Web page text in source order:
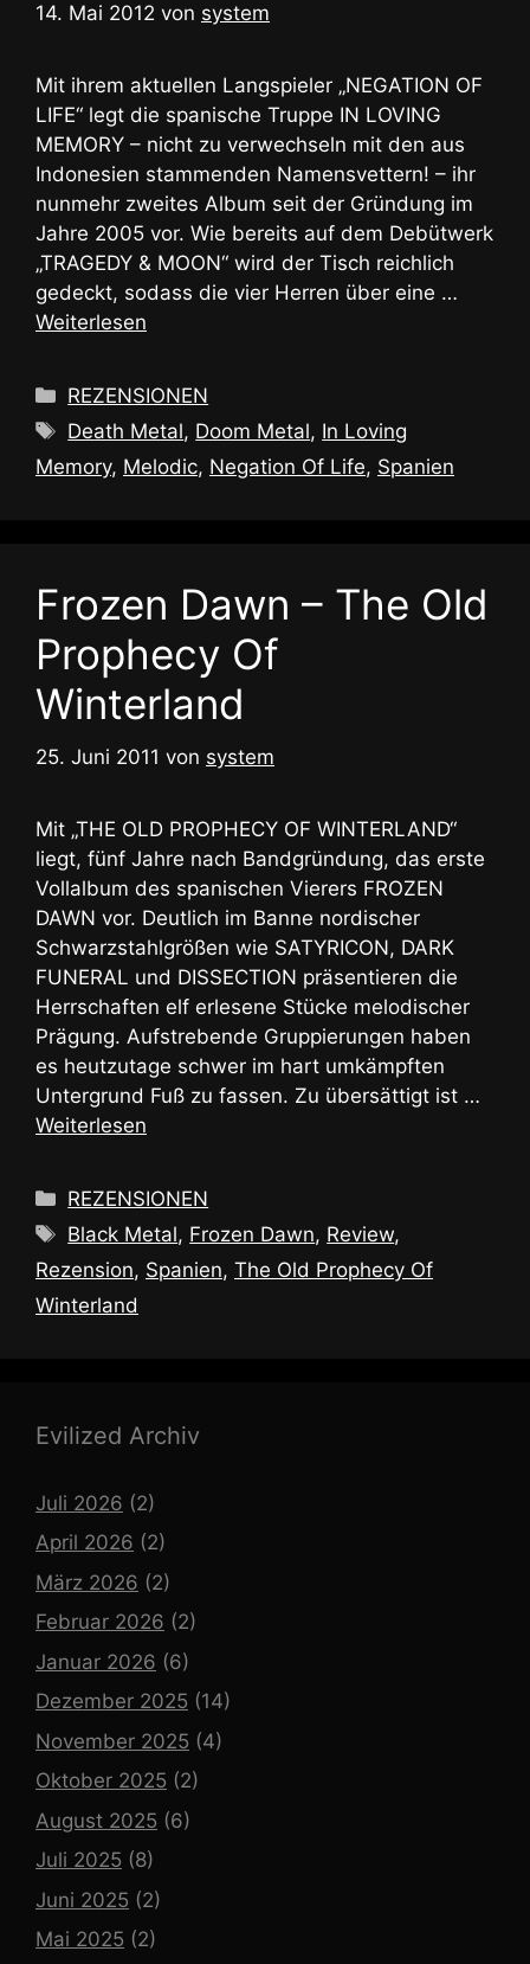
14. Mai 2012 von system
Mit ihrem aktuellen Langspieler „NEGATION OF
LIFE“ legt die spanische Truppe IN LOVING
MEMORY – nicht zu verwechseln mit den aus
Indonesien stammenden Namensvettern! – ihr
nunmehr zweites Album seit der Gründung im
Jahre 2005 vor. Wie bereits auf dem Debütwerk
„TRAGEDY & MOON“ wird der Tisch reichlich
gedeckt, sodass die vier Herren über eine …
Weiterlesen
Kategorien
REZENSIONEN
Schlagwörter
Death Metal, Doom Metal, In Loving
Memory, Melodic, Negation Of Life, Spanien
Frozen Dawn – The Old
Prophecy Of
Winterland
25. Juni 2011 von system
Mit „THE OLD PROPHECY OF WINTERLAND“
liegt, fünf Jahre nach Bandgründung, das erste
Vollalbum des spanischen Vierers FROZEN
DAWN vor. Deutlich im Banne nordischer
Schwarzstahlgrößen wie SATYRICON, DARK
FUNERAL und DISSECTION präsentieren die
Herrschaften elf erlesene Stücke melodischer
Prägung. Aufstrebende Gruppierungen haben
es heutzutage schwer im hart umkämpften
Untergrund Fuß zu fassen. Zu übersättigt ist …
Weiterlesen
Kategorien
REZENSIONEN
Schlagwörter
Black Metal, Frozen Dawn, Review,
Rezension, Spanien, The Old Prophecy Of
Winterland
Evilized Archiv
Juli 2026 (2)
April 2026 (2)
März 2026 (2)
Februar 2026 (2)
Januar 2026 (6)
Dezember 2025 (14)
November 2025 (4)
Oktober 2025 (2)
August 2025 (6)
Juli 2025 (8)
Juni 2025 (2)
Mai 2025 (2)